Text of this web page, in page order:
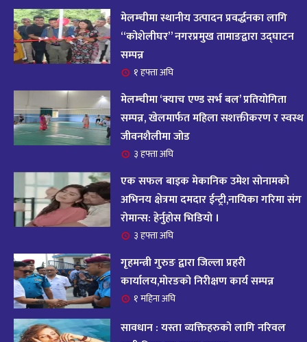
१४ आज २०८२ साल भदौ १६ गते सोमबारको राशिफल
११ महिना अघि
१५
आजको राशिफल : २०८२ भदौ १२ गते बिहीवार, २८
अगस्ट २०२५
११ महिना अघि
१६ आजको राशिफल – २०८२ साल भाद्र १० गते, मंगलबार
१७ आजको राशिफल – २०८२ साल भाद्र १० गते, मंगलबार
११ महिना अघि
१८
आजको राशिफल : आइतवार, ८ भदौ २०८२ (२४ अगस्ट
२०२५)
११ महिना अघि
आजको राशिफल २०८२ भदाै ४ गते, बुधवार
मेलम्चीमा स्थानीय उत्पादन प्रवर्द्धनका लागि
“कोशेलीघर” नगरप्रमुख तामाङद्वारा उद्घाटन
सम्पन्न
१ हफ्ता अघि
मेलम्चीमा ‘क्याच एण्ड सर्भ बल’ प्रतियोगिता
सम्पन्न, खेलमार्फत महिला सशक्तीकरण र स्वस्थ
जीवनशैलीमा जोड
३ हफ्ता अघि
एक सफल बाइक मेकानिक उमेश सोनामको
अभिनय क्षेत्रमा दमदार ईन्ट्री,नायिका गरिमा संग
रोमान्स: हेर्नुहोस भिडियो ।
३ हफ्ता अघि
गृहमन्त्री गुरुङ द्वारा जिल्ला प्रहरी
कार्यालय,मोरङको निरीक्षण कार्य सम्पन्न
१ महिना अघि
सावधान : यस्ता व्यक्तिहरुको लागि नरिवल